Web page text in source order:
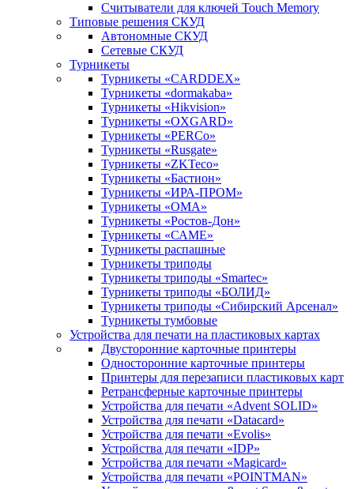
Считыватели для ключей Touch Memory
Типовые решения СКУД
Автономные СКУД
Сетевые СКУД
Турникеты
Турникеты «CARDDEX»
Турникеты «dormakaba»
Турникеты «Hikvision»
Турникеты «OXGARD»
Турникеты «PERCo»
Турникеты «Rusgate»
Турникеты «ZKTeco»
Турникеты «Бастион»
Турникеты «ИРА-ПРОМ»
Турникеты «ОМА»
Турникеты «Ростов-Дон»
Турникеты «САМЕ»
Турникеты распашные
Турникеты триподы
Турникеты триподы «Smartec»
Турникеты триподы «БОЛИД»
Турникеты триподы «Сибирский Арсенал»
Турникеты тумбовые
Устройства для печати на пластиковых картах
Двусторонние карточные принтеры
Односторонние карточные принтеры
Принтеры для перезаписи пластиковых карт
Ретрансферные карточные принтеры
Устройства для печати «Advent SOLID»
Устройства для печати «Datacard»
Устройства для печати «Evolis»
Устройства для печати «IDP»
Устройства для печати «Magicard»
Устройства для печати «POINTMAN»